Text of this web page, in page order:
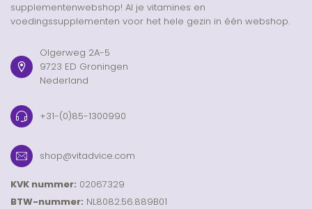
supplementenwebshop! Al je vitamines en
voedingssupplementen voor het hele gezin in één webshop.
Olgerweg 2A-5
9723 ED Groningen
Nederland
+31-(0)85-1300990
shop@vitadvice.com
KVK nummer: 02067329
BTW-nummer: NL8082.56.889B01